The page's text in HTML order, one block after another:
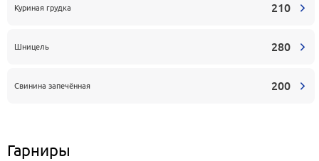
Куриная грудка 210
Шницель 280
Свинина запечённая 200
Гарниры